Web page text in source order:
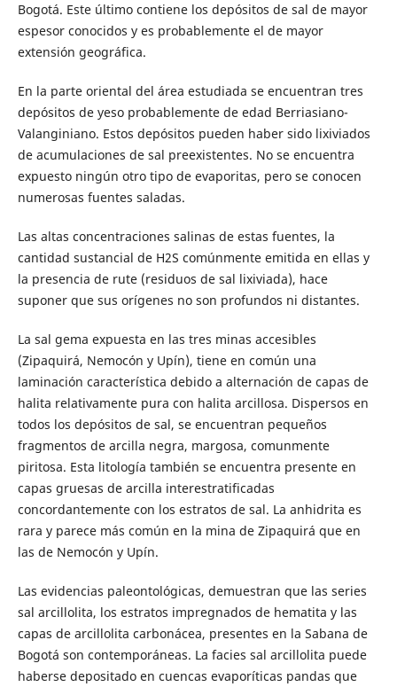
Bogotá. Este último contiene los depósitos de sal de mayor
espesor conocidos y es probablemente el de mayor
extensión geográfica.
En la parte oriental del área estudiada se encuentran tres
depósitos de yeso probablemente de edad Berriasiano-
Valanginiano. Estos depósitos pueden haber sido lixiviados
de acumulaciones de sal preexistentes. No se encuentra
expuesto ningún otro tipo de evaporitas, pero se conocen
numerosas fuentes saladas.
Las altas concentraciones salinas de estas fuentes, la
cantidad sustancial de H2S comúnmente emitida en ellas y
la presencia de rute (residuos de sal lixiviada), hace
suponer que sus orígenes no son profundos ni distantes.
La sal gema expuesta en las tres minas accesibles
(Zipaquirá, Nemocón y Upín), tiene en común una
laminación característica debido a alternación de capas de
halita relativamente pura con halita arcillosa. Dispersos en
todos los depósitos de sal, se encuentran pequeños
fragmentos de arcilla negra, margosa, comunmente
piritosa. Esta litología también se encuentra presente en
capas gruesas de arcilla interestratificadas
concordantemente con los estratos de sal. La anhidrita es
rara y parece más común en la mina de Zipaquirá que en
las de Nemocón y Upín.
Las evidencias paleontológicas, demuestran que las series
sal arcillolita, los estratos impregnados de hematita y las
capas de arcillolita carbonácea, presentes en la Sabana de
Bogotá son contemporáneas. La facies sal arcillolita puede
haberse depositado en cuencas evaporíticas pandas que